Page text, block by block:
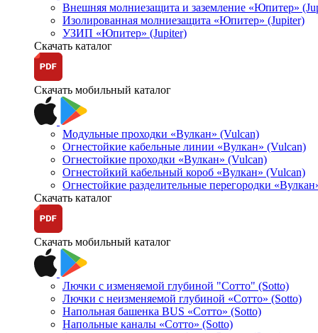
Внешняя молниезащита и заземление «Юпитер»
Изолированная молниезащита «Юпитер» (Jupiter)
УЗИП «Юпитер» (Jupiter)
Скачать каталог
Скачать мобильный каталог
Модульные проходки «Вулкан» (Vulcan)
Огнестойкие кабельные линии «Вулкан» (Vulcan)
Огнестойкие проходки «Вулкан» (Vulcan)
Огнестойкий кабельный короб «Вулкан» (Vulcan)
Огнестойкие разделительные перегородки
Скачать каталог
Скачать мобильный каталог
Лючки с изменяемой глубиной "Сотто" (Sotto)
Лючки с неизменяемой глубиной «Сотто» (Sotto)
Напольная башенка BUS «Сотто» (Sotto)
Напольные каналы «Сотто» (Sotto)